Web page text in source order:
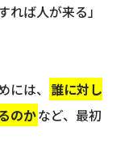
ば人が来る」
は、 誰に対し
のかなど、最初